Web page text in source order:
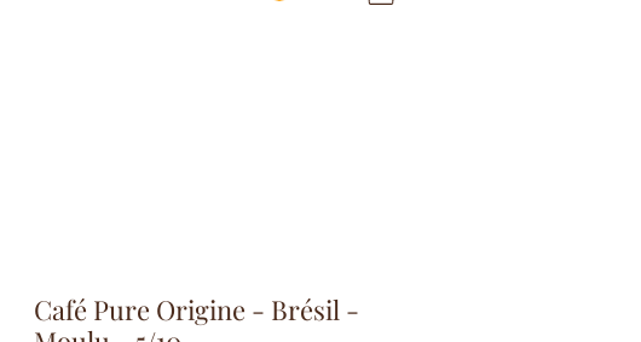
Café Pure Origine - Brésil -